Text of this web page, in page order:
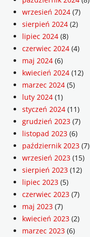
wrzesień 2024 (7)
sierpień 2024 (2)
lipiec 2024 (8)
czerwiec 2024 (4)
maj 2024 (6)
kwiecień 2024 (12)
marzec 2024 (5)
luty 2024 (1)
styczeń 2024 (11)
grudzień 2023 (7)
listopad 2023 (6)
październik 2023 (7)
wrzesień 2023 (15)
sierpień 2023 (12)
lipiec 2023 (5)
czerwiec 2023 (7)
maj 2023 (7)
kwiecień 2023 (2)
marzec 2023 (6)